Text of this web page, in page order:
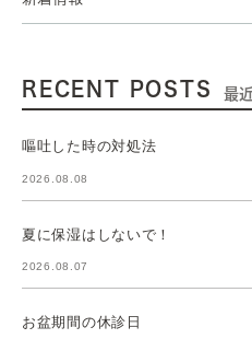
RECENT POSTS 最
嘔吐した時の対処法
2026.08.08
夏に保湿はしないで！
2026.08.07
お盆期間の休診日